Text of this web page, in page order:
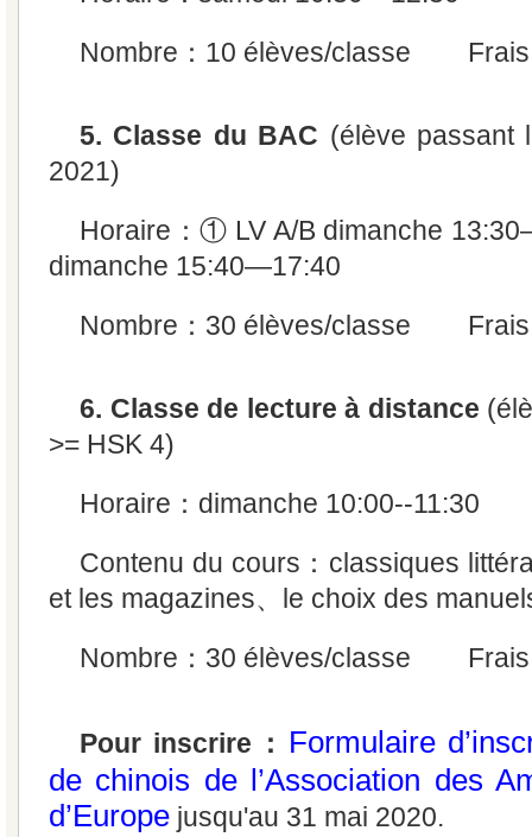
Nombre：10 élèves/classe Frais
5. Classe du BAC (élève passant
2021)
Horaire：① LV A/B dimanche
dimanche 15:40—17:40
Nombre：30 élèves/classe Frais
6. Classe de lecture à distance
>= HSK 4)
Horaire：dimanche 10:00--11:30
Contenu du cours：classiques
et les magazines、le choix des
Nombre：30 élèves/classe Frais
Pour inscrire： Formulaire
de chinois de l’Association des
d’Europe jusqu'au 31 mai 2020.